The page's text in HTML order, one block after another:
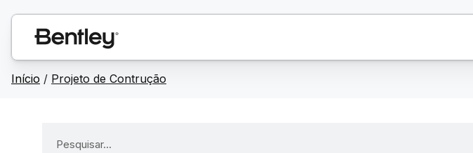
Início / Projeto de Contrução